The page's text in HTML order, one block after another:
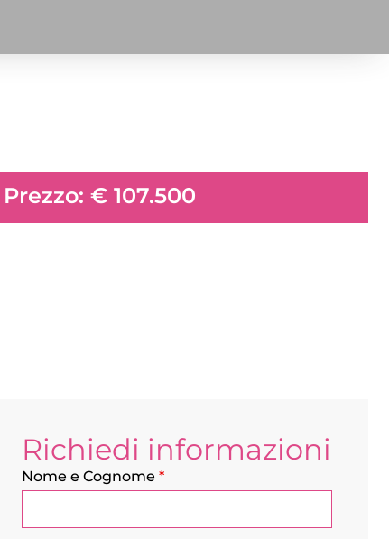
Prezzo: € 107.500
Richiedi informazioni
Nome e Cognome*